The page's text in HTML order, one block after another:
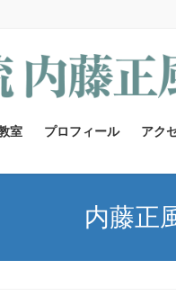
室 プロフィール アク
内藤正